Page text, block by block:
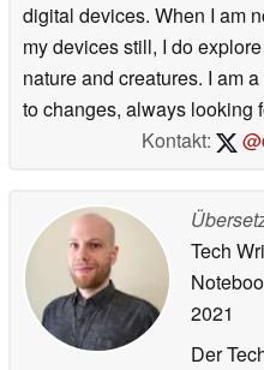
digital devices. When I am
my devices still, I do
nature and creatures. I am
to changes, always looking
Kontakt:
Tech
2021
Der